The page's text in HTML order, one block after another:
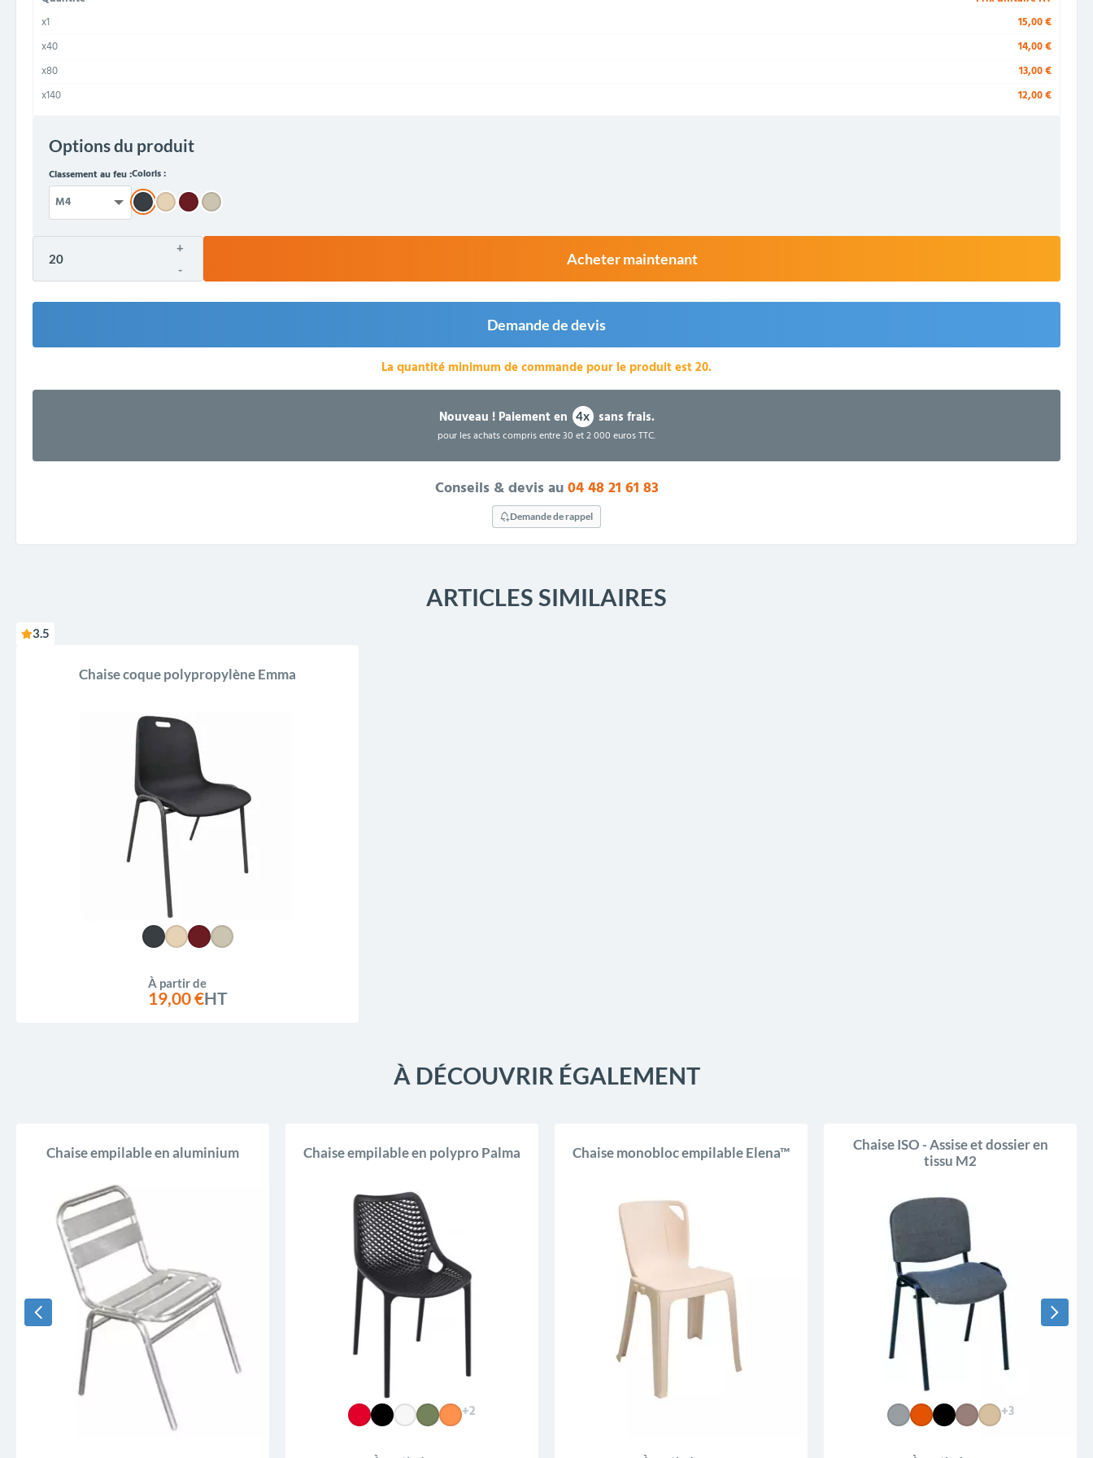
x1
15,00 €
x40
14,00 €
x80
13,00 €
x140
12,00 €
Options du produit
Classement au feu :Coloris :
+
-
Acheter maintenant
Demande de devis
La quantité minimum de commande pour le produit est 20.
Nouveau !Paiement en 4x sans frais.
pour les achats compris entre 30 et 2 000 euros TTC.
Conseils & devis au04 48 21 61 83
Demande de rappel
ARTICLES SIMILAIRES
Chaise coque polypropylène Emma
3.5
À partir de
19,00 €HT
À DÉCOUVRIR ÉGALEMENT
Chaise empilable en aluminium Chaise empilable en polypro Palma
+2
Chaise monobloc empilable Elena™
Chaise ISO - Assise et dossier en
tissu M2
+3